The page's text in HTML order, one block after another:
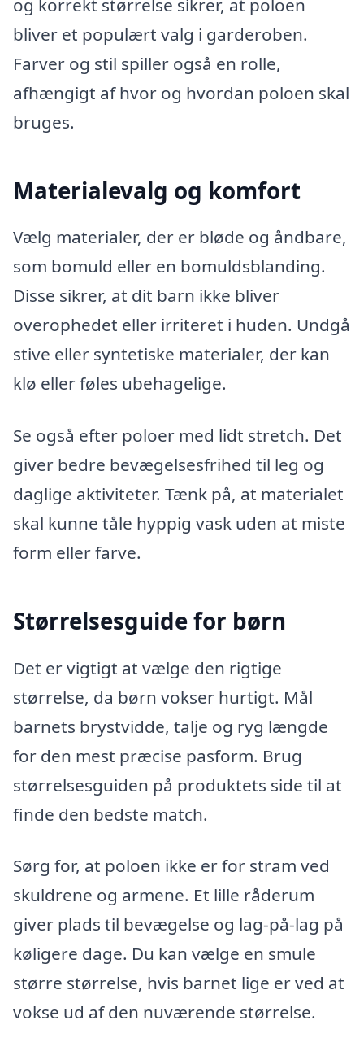
bliver et populært valg i garderoben.
Farver og stil spiller også en rolle,
afhængigt af hvor og hvordan poloen skal
bruges.
Materialevalg og komfort
Vælg materialer, der er bløde og åndbare,
som bomuld eller en bomuldsblanding.
Disse sikrer, at dit barn ikke bliver
overophedet eller irriteret i huden. Undgå
stive eller syntetiske materialer, der kan
klø eller føles ubehagelige.
Se også efter poloer med lidt stretch. Det
giver bedre bevægelsesfrihed til leg og
daglige aktiviteter. Tænk på, at materialet
skal kunne tåle hyppig vask uden at miste
form eller farve.
Størrelsesguide for børn
Det er vigtigt at vælge den rigtige
størrelse, da børn vokser hurtigt. Mål
barnets brystvidde, talje og ryg længde
for den mest præcise pasform. Brug
størrelsesguiden på produktets side til at
finde den bedste match.
Sørg for, at poloen ikke er for stram ved
skuldrene og armene. Et lille råderum
giver plads til bevægelse og lag-på-lag på
køligere dage. Du kan vælge en smule
større størrelse, hvis barnet lige er ved at
vokse ud af den nuværende størrelse.